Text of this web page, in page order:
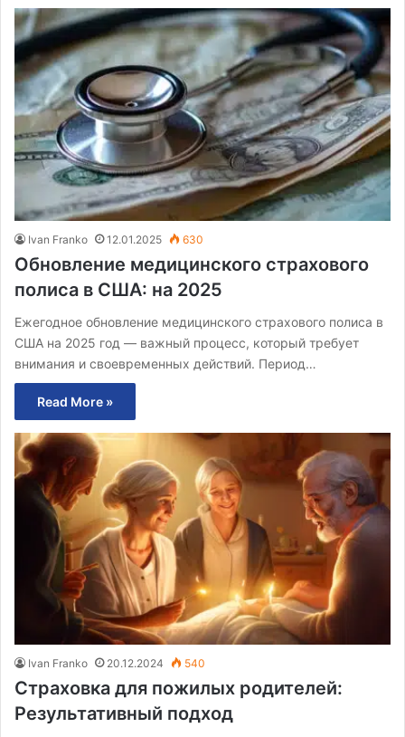
Ivan Franko 12.01.2025 630
Обновление медицинского страхового
полиса в США: на 2025
Ежегодное обновление медицинского страхового полиса в
США на 2025 год — важный процесс, который требует
внимания и своевременных действий. Период…
Read More »
Ivan Franko 20.12.2024 540
Страховка для пожилых родителей:
Результативный подход